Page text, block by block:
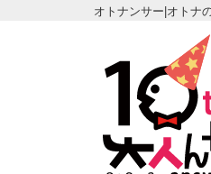
オトナンサー|オトナ